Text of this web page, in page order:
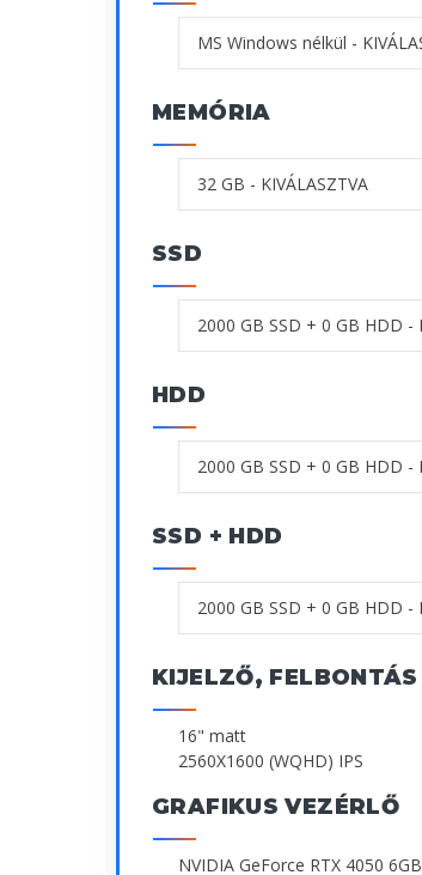
MEMÓRIA
SSD
HDD
SSD + HDD
KIJELZŐ, FELBONTÁS
16" matt
2560X1600 (WQHD) IPS
GRAFIKUS VEZÉRLŐ
NVIDIA GeForce RTX 4050 6GB